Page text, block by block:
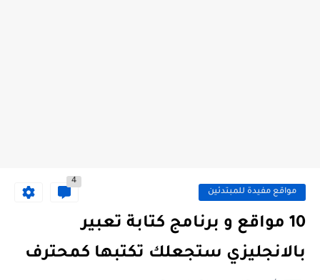
مواقع مفيدة للمبتدئين
4
10 مواقع و برنامج كتابة تعبير
بالانجليزي ستجعلك تكتبها كمحترف